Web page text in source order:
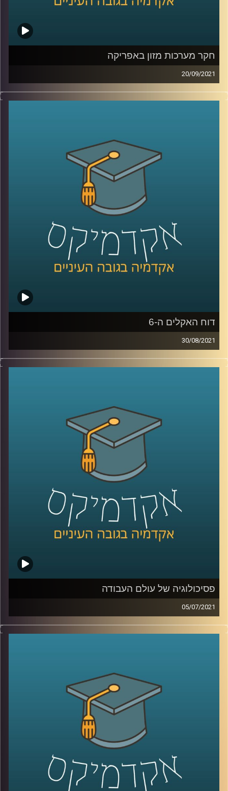
לשיחה עם ד"ר אביב גאון בנושא תיקי פייסבוק והקשר בין
קרדיט תמונות:AudioVersity
חקר מערכות מזון באפריקה
20/09/2021
צרויה קלבאו שבח, יועצת לאיכות סביבה מדיניות ואסטרטגיה,
המלמדת בביה"ס לקיימות ואונ' ת"א, חברת מחקר יישומי
יחד עם פעולות יישומיות בשטח, במחקר בו היא והחברה אותה
איך משתפים פעולה עם גופים נוספים, כאשר כל אחד מהם
בעל מומחיות וכלי עבודה שונים? כיצד לומדים את השטח טרם
הכניסה למדינות היעד? ואיך מקיימים מחקר באפריקה בימי
הקורונה והריחוק החברתי?
קרדיט תמונות:AudioVersity
דוח האקלים ה-6
30/08/2021
באוגוסט האחרון פרסם הפאנל הבינלממשתי את דו"ח האקלים
ה-6.
כמה השפעה בכלל תהיה לו, בהסתמך על ההשפעה של
הדוחות הקודמים לו?
פרופ' יואב יאיר, דיקן ביה"ס לקיימות חוקר אטמוספירה וחלל,
מגיע להסביר על כל נקודות אלה, ולהסביר מהן הפעולות שעל
ממשלת ישראל לנקוט כבר עכשיו בכדי לשנות את המציאות
קרדיט תמונות:
AudioVersity
פסיכולוגיה של עולם העבודה
05/07/2021
מהי משמעות בעבודה וכיצד ניתן לדאוג שתהיה לנו אחת כזו?
מה התפקיד של המנהלים במציאתה? מדוע חשוב לדבר על
בשעה שמאירה זרקור על נקודות מפתח בעולם העבודה, ד"ר
דנה פרג, ראשת תוכנית התואר השני בהתנהגות ופיתוח ארגונים
בבית הספר איבצ'ר לפסיכולוגיה ובבית הספר אריסון למינהל
עסקים באוניברסיטת רייכמן תענה על כל השאלות האלה,
ותסביר למה לא ניתן לנתק בין העבודה שלנו לבין החיים
קרדיט תמונות:
AudioVersity